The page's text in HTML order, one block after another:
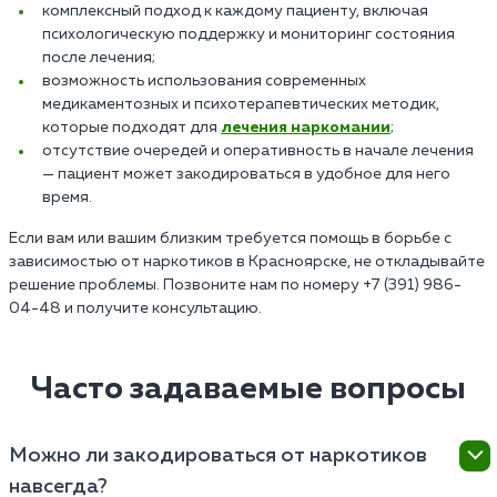
комплексный подход к каждому пациенту, включая
психологическую поддержку и мониторинг состояния
после лечения;
возможность использования современных
медикаментозных и психотерапевтических методик,
которые подходят для лечения наркомании;
отсутствие очередей и оперативность в начале лечения
— пациент может закодироваться в удобное для него
время.
Если вам или вашим близким требуется помощь в борьбе с
зависимостью от наркотиков в Красноярске, не откладывайте
решение проблемы. Позвоните нам по номеру +7 (391) 986-
04-48 и получите консультацию.
Часто задаваемые вопросы
Можно ли закодироваться от наркотиков
навсегда?